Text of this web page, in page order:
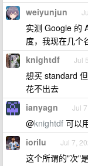
weiyunjun
实测 Google 的
度，我现在几个
knightdf Jul
想买 standard
花不出去
ianyagn Jul
@knightdf 可以
iorilu Jul 7,
这个所谓的"次"